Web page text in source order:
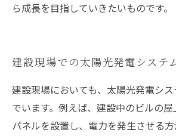
ら成長を目指していきたいものです。
建設現場での太陽光発電システ
建設現場においても、太陽光発電シ
でいます。例えば、建設中のビルの
パネルを設置し、電力を発生させる